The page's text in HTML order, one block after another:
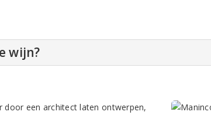
wijn?
door een architect laten ontwerpen,